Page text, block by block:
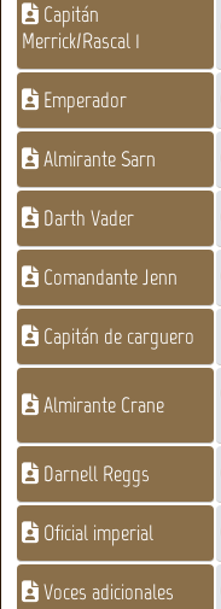
Capitán
Merrick/Rascal 1
Emperador
Almirante Sarn
Darth Vader
Comandante Jenn
Capitán de carguero
Almirante Crane
Darnell Reggs
Oficial imperial
Voces adicionales